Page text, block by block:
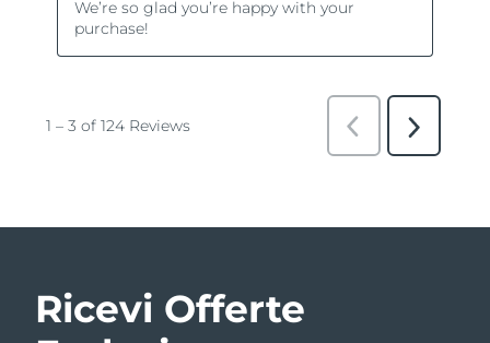
Ricevi Offerte